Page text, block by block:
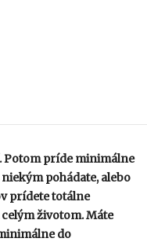
Potom príde minimálne
pohádate, alebo
prídete totálne
životom. Máte
do